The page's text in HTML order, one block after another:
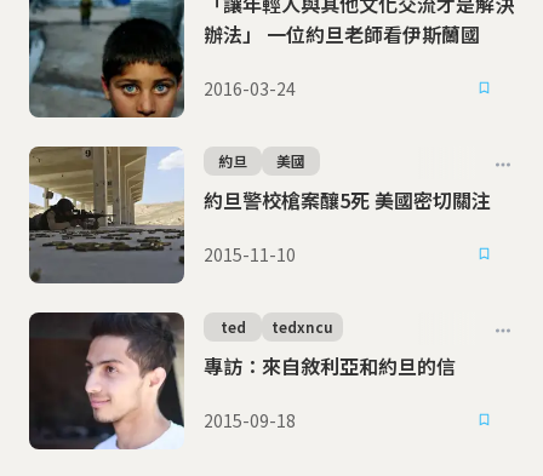
辦法」 一位約旦老師看伊斯蘭國
2016-03-24
約旦警校槍案釀5死 美國密切關注
約旦 美國
2015-11-10
專訪：來自敘利亞和約旦的信
ted tedxncu
2015-09-18